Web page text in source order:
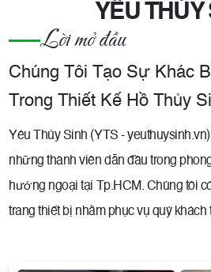
YÊU THỦY
Lời mở đầu
Chúng Tôi Tạo Sự Khác
Trong Thiết Kế Hồ Thủy
Yêu Thủy Sinh (YTS -
những thành viên dẫn đầu trong
hướng ngoại tại Tp.HCM. Chúng tôi
trang thiết bị nhằm phục vụ quý khách
sinh cao cấp tại nhà. (Showroom